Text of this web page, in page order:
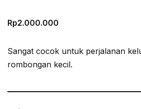
Rp2.000.000
Sangat cocok untuk perjalanan
rombongan kecil.